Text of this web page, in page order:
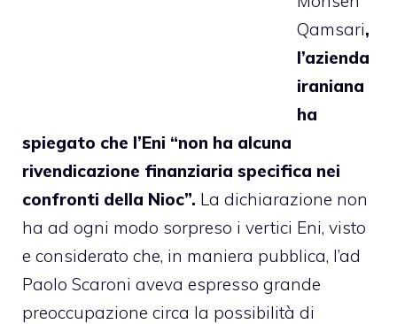
Qamsari,
l’azienda
iraniana
ha
spiegato che l’Eni “non ha alcuna
rivendicazione finanziaria specifica nei
confronti della Nioc”. La dichiarazione non
ha ad ogni modo sorpreso i vertici Eni, visto
e considerato che, in maniera pubblica, l’ad
Paolo Scaroni aveva espresso grande
preoccupazione circa la possibilità di